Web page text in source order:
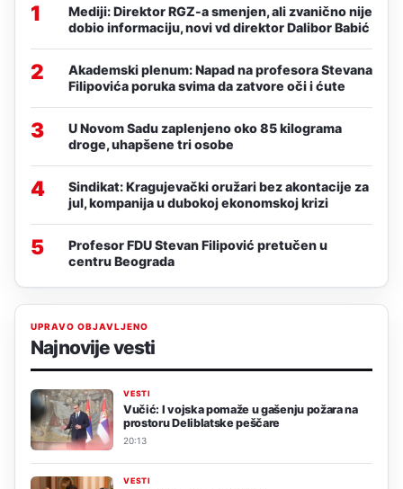
1
Mediji: Direktor RGZ-a smenjen, ali zvanično nije
dobio informaciju, novi vd direktor Dalibor Babić
2
Akademski plenum: Napad na profesora Stevana
Filipovića poruka svima da zatvore oči i ćute
3
U Novom Sadu zaplenjeno oko 85 kilograma
droge, uhapšene tri osobe
4
Sindikat: Kragujevački oružari bez akontacije za
jul, kompanija u dubokoj ekonomskoj krizi
5
Profesor FDU Stevan Filipović pretučen u
centru Beograda
UPRAVO OBJAVLJENO
Najnovije vesti
VESTI
Vučić: I vojska pomaže u gašenju požara na
prostoru Deliblatske peščare
20:13
VESTI